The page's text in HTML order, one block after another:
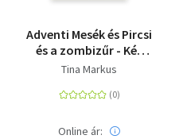
Adventi Mesék és Pircsi
és a zombizűr - Két
könyv egyben
Tina Markus
Online ár: